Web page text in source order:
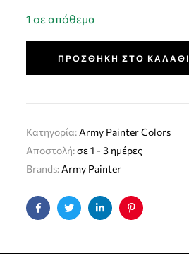
1 σε απόθεμα
ΠΡΟΣΘΉΚΗ ΣΤΟ ΚΑΛΆΘΙ
Κατηγορία: Army Painter Colors
Αποστολή:σε 1 - 3 ημέρες
Brands: Army Painter
FacebookTwitterLinkedinPinterest